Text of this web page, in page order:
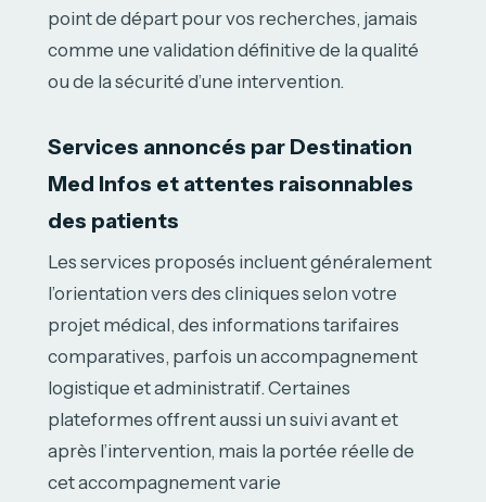
point de départ pour vos recherches, jamais
comme une validation définitive de la qualité
ou de la sécurité d’une intervention.
Services annoncés par Destination
Med Infos et attentes raisonnables
des patients
Les services proposés incluent généralement
l’orientation vers des cliniques selon votre
projet médical, des informations tarifaires
comparatives, parfois un accompagnement
logistique et administratif. Certaines
plateformes offrent aussi un suivi avant et
après l’intervention, mais la portée réelle de
cet accompagnement varie